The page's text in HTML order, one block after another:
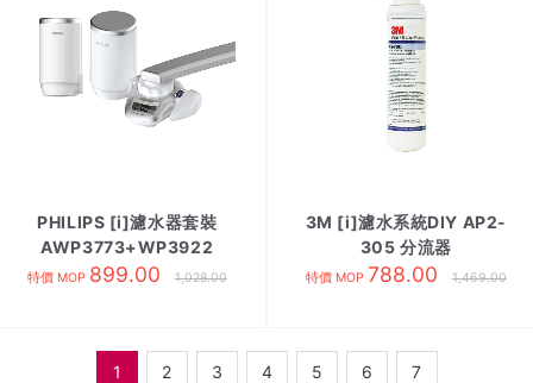
PHILIPS [i]濾水器套裝
AWP3773+WP3922
特價 MOP 899.00 1,028.00
3M [i]濾水系統DIY AP2-
305 分流器
特價 MOP 788.00 1,469.00
1 2 3 4 5 6 7